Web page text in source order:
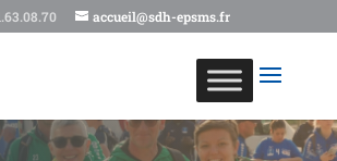
accueil@sdh-epsms.fr